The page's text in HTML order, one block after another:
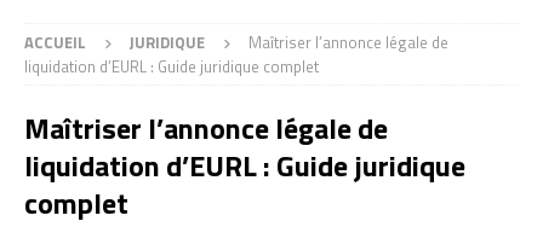
ACCUEIL JURIDIQUE
Maîtriser l’annonce légale de
liquidation d’EURL : Guide juridique complet
Maîtriser l’annonce légale de
liquidation d’EURL : Guide juridique
complet